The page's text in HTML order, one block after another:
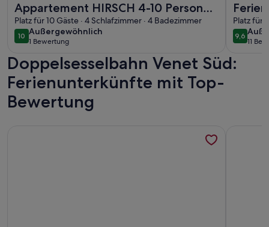
Appartement HIRSCH 4-10 Personen
- Moose Lodge
Platz für 10 Gäste · 4 Schlafzimmer · 4 Badezimmer
1010 von 10
Außergewöhnlich
außergewöhnlich
1 Bewertung
(1
bewertung)
Platz für
9,69,6 von
11
(11
Doppelsesselbahn Venet Süd:
Ferienunterkünfte mit Top-
Bewertung